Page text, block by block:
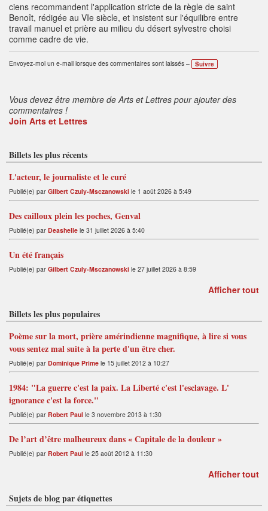
ciens recommandent l'application stricte de la règle de saint
Benoît, rédigée au VIe siècle, et insistent sur l'équilibre entre
travail manuel et prière au milieu du désert sylvestre choisi
comme cadre de vie.
Envoyez-moi un e-mail lorsque des commentaires sont laissés – Suivre
Vous devez être membre de Arts et Lettres pour ajouter des
commentaires !
Join Arts et Lettres
Billets les plus récents
L'acteur, le journaliste et le curé
Publié(e) par Gilbert Czuly-Msczanowski le 1 août 2026 à 5:49
Des cailloux plein les poches, Genval
Publié(e) par Deashelle le 31 juillet 2026 à 5:40
Un été français
Publié(e) par Gilbert Czuly-Msczanowski le 27 juillet 2026 à 8:59
Afficher tout
Billets les plus populaires
Poème sur la mort, prière amérindienne magnifique, à lire si vous
vous sentez mal suite à la perte d'un être cher.
Publié(e) par Dominique Prime le 15 juillet 2012 à 10:27
1984: "La guerre c'est la paix. La Liberté c'est l'esclavage. L'
ignorance c'est la force."
Publié(e) par Robert Paul le 3 novembre 2013 à 1:30
De l’art d’être malheureux dans « Capitale de la douleur »
Publié(e) par Robert Paul le 25 août 2012 à 11:30
Afficher tout
Sujets de blog par étiquettes